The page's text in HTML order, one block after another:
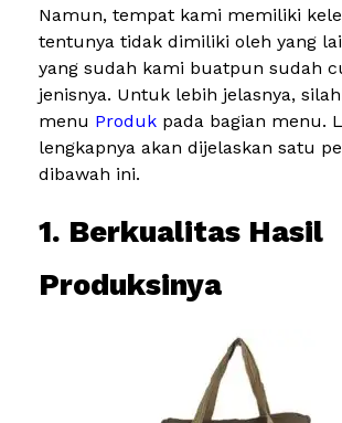
Namun, tempat kami memiliki
tentunya tidak dimiliki oleh yang
yang sudah kami buatpun sudah
jenisnya. Untuk lebih jelasnya,
menu Produk pada bagian menu.
lengkapnya akan dijelaskan satu
dibawah ini.
1. Berkualitas Hasil
Produksinya